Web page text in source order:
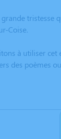
grande tristesse
Coise.
à utiliser cet
des poèmes